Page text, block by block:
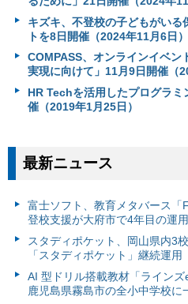
キズキ、不登校の子どもがい
トを8日開催（2024年11月6日）
COMPASS、オンラインイベン
実現に向けて」11月9日開催（
HR Techを活用したプログラミ
催（2019年1月25日）
最新ニュース
富⼠ソフト、教育メタバース「
登校支援が大府市で4年目の運
スタディポケット、岡山県内3
「スタディポケット」継続運用
AI 型ドリル搭載教材「ラインズ
鹿児島県霧島市の全小中学校に